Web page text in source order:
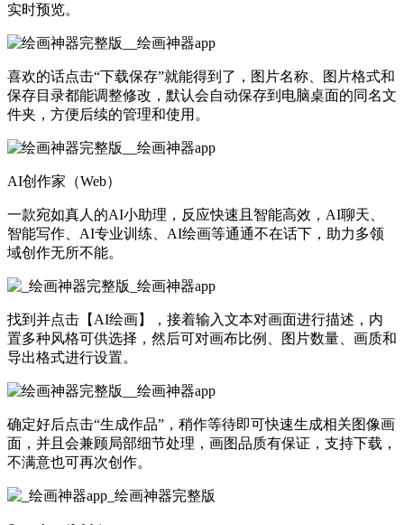
实时预览。
喜欢的话点击“下载保存”就能得到了，图片名称、图片格式和
保存目录都能调整修改，默认会自动保存到电脑桌面的同名文
件夹，方便后续的管理和使用。
AI创作家（Web）
一款宛如真人的AI小助理，反应快速且智能高效，AI聊天、
智能写作、AI专业训练、AI绘画等通通不在话下，助力多领
域创作无所不能。
找到并点击【AI绘画】，接着输入文本对画面进行描述，内
置多种风格可供选择，然后可对画布比例、图片数量、画质和
导出格式进行设置。
确定好后点击“生成作品”，稍作等待即可快速生成相关图像画
面，并且会兼顾局部细节处理，画图品质有保证，支持下载，
不满意也可再次创作。